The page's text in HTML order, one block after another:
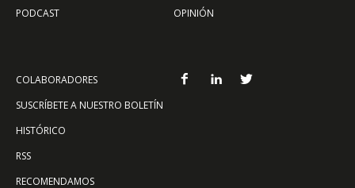
PODCAST
OPINIÓN
COLABORADORES
SUSCRÍBETE A NUESTRO BOLETÍN
HISTÓRICO
RSS
RECOMENDAMOS